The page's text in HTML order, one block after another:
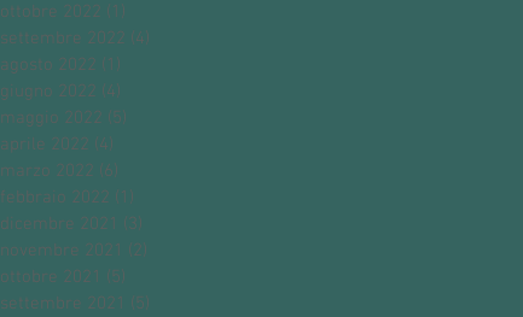
ottobre 2022 (1)
settembre 2022 (4)
agosto 2022 (1)
giugno 2022 (4)
maggio 2022 (5)
aprile 2022 (4)
marzo 2022 (6)
febbraio 2022 (1)
dicembre 2021 (3)
novembre 2021 (2)
ottobre 2021 (5)
settembre 2021 (5)